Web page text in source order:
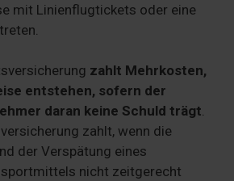
mit Linienflugtickets oder eine
zahlt Mehrkosten,
entstehen, sofern der
daran keine Schuld trägt.
zahlt, wenn die
der Verspätung eines
nicht zeitgerecht